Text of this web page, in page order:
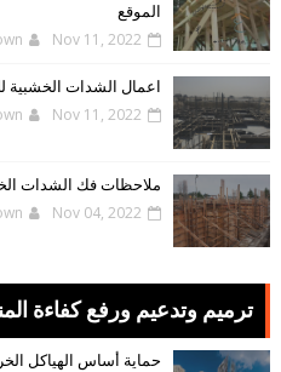
الموقع
Nov 11, 2022
اعمال الشدات الخشبية
Nov 11, 2022
ملاحظات فك الشدات
Nov 04, 2022
ترميم وتدعيم ورفع كفاءة
حماية أساس الهياكل